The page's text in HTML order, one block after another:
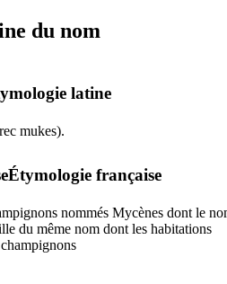
du nom
latine
mukes).
Étymologie française
nommés Mycènes dont le
du même nom dont les habitations